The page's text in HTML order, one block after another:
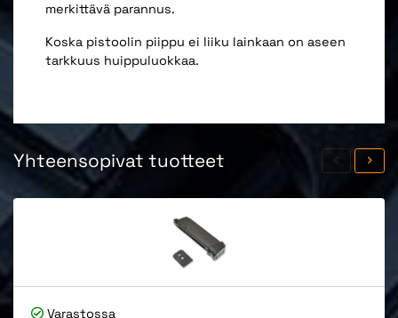
merkittävä parannus.
Koska pistoolin piippu ei liiku lainkaan on aseen
tarkkuus huippuluokkaa.
Yhteensopivat tuotteet
Varastossa